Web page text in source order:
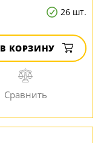
26 шт.
В КОРЗИНУ